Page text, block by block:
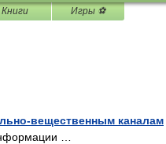
Книги Игры ⚽
вещественным каналам
…